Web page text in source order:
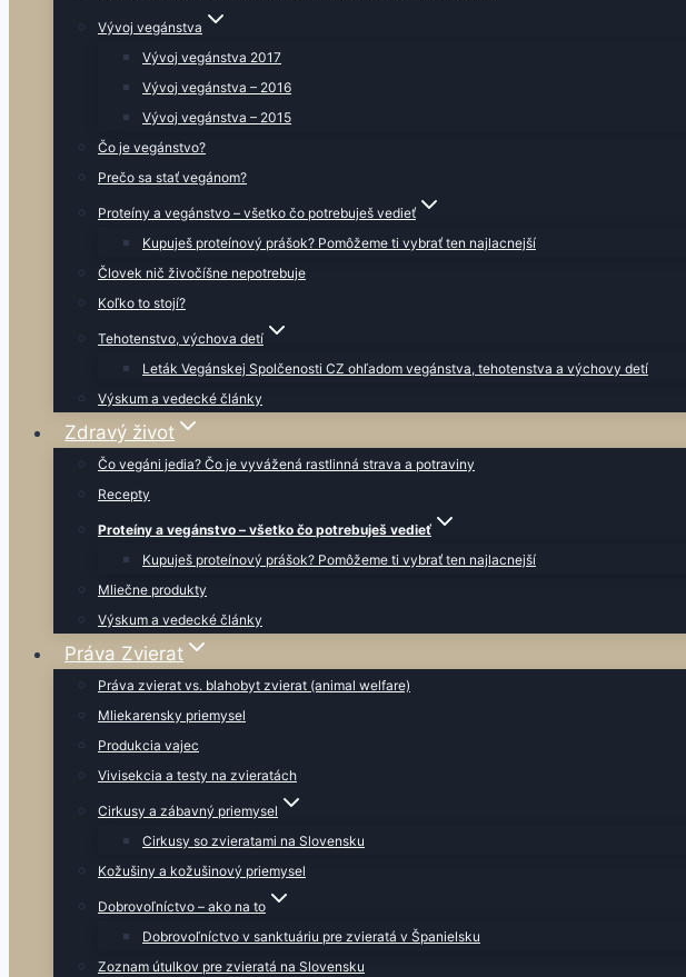
Vývoj vegánstva
Vývoj vegánstva 2017
Vývoj vegánstva – 2016
Vývoj vegánstva – 2015
Čo je vegánstvo?
Prečo sa stať vegánom?
Proteíny a vegánstvo – všetko čo potrebuješ vedieť
Kupuješ proteínový prášok? Pomôžeme ti vybrať ten najlacnejší
Človek nič živočíšne nepotrebuje
Koľko to stojí?
Tehotenstvo, výchova detí
Leták Vegánskej Spolčenosti CZ ohľadom vegánstva, tehotenstva a výchovy detí
Výskum a vedecké články
Zdravý život
Čo vegáni jedia? Čo je vyvážená rastlinná strava a potraviny
Recepty
Proteíny a vegánstvo – všetko čo potrebuješ vedieť
Kupuješ proteínový prášok? Pomôžeme ti vybrať ten najlacnejší
Mliečne produkty
Výskum a vedecké články
Práva Zvierat
Práva zvierat vs. blahobyt zvierat (animal welfare)
Mliekarensky priemysel
Produkcia vajec
Vivisekcia a testy na zvieratách
Cirkusy a zábavný priemysel
Cirkusy so zvieratami na Slovensku
Kožušiny a kožušinový priemysel
Dobrovoľníctvo – ako na to
Dobrovoľníctvo v sanktuáriu pre zvieratá v Španielsku
Zoznam útulkov pre zvieratá na Slovensku